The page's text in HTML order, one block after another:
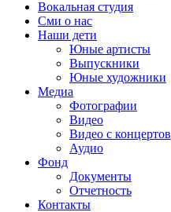
Вокальная студия
Сми о нас
Наши дети
Юные артисты
Выпускники
Юные художники
Медиа
Фотографии
Видео
Видео с концертов
Аудио
Фонд
Документы
Отчетность
Контакты